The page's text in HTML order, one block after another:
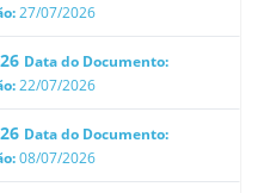
27/07/2026
Data do Documento:
22/07/2026
Data do Documento:
08/07/2026